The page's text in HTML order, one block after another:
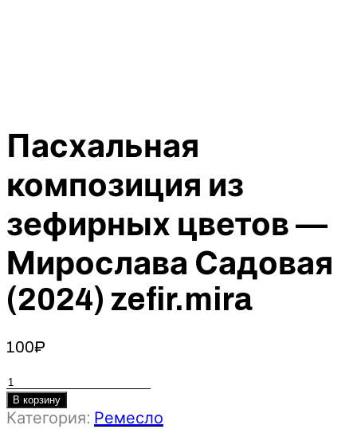
Пасхальная
композиция из
зефирных цветов —
Мирослава Садовая
(2024) zefir.mira
100₽
Количество
товара
Пасхальная
В корзину
Категория: Ремесло